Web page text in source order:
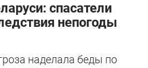
спасатели
непогоды
наделала беды по